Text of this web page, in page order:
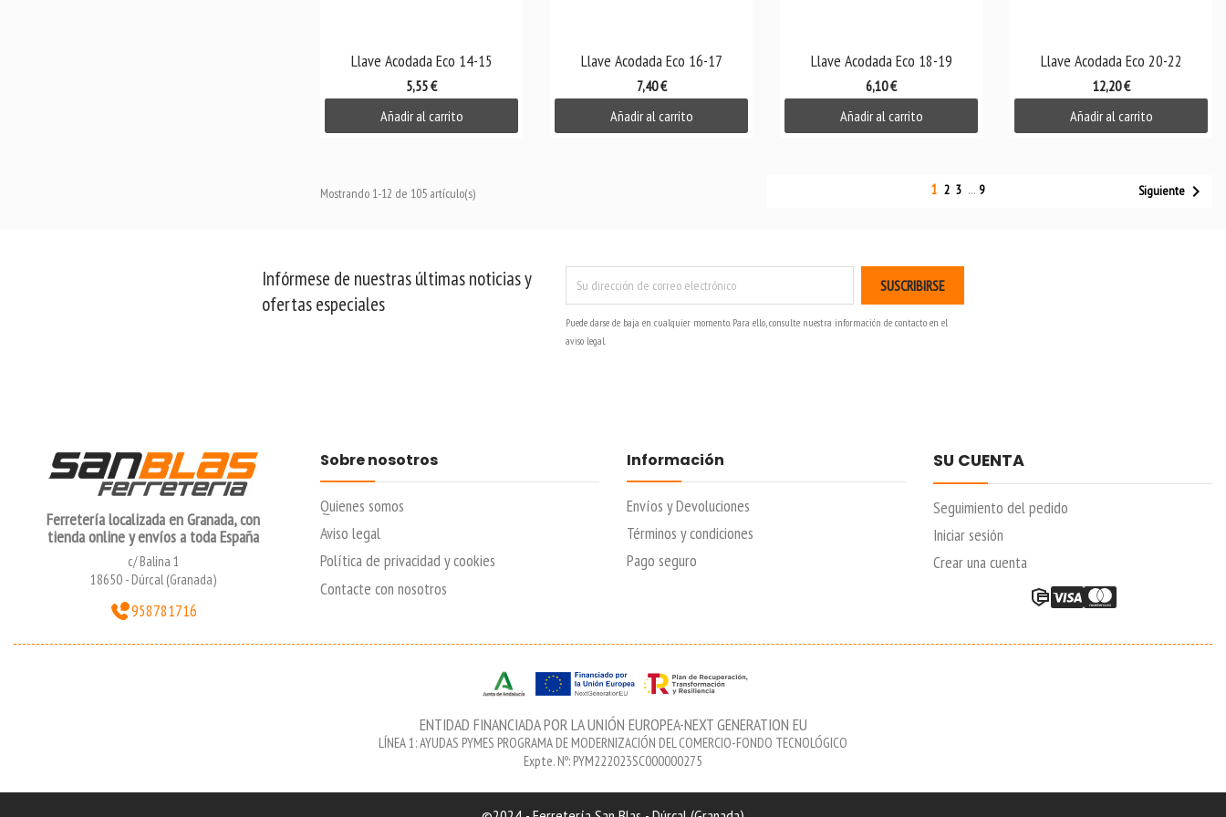
Vista rápida
Llave Acodada Eco 14-15
5,55 €
Añadir al carrito
Vista rápida
Llave Acodada Eco 16-17
7,40 €
Añadir al carrito
Vista rápida
Llave Acodada Eco 18-19
6,10 €
Añadir al carrito
Vista rápida
Llave Acodada Eco 20-22
12,20 €
Añadir al carrito
Mostrando 1-12 de 105 artículo(s) 1 2 3 … 9 Siguiente
Infórmese de nuestras últimas noticias y
ofertas especiales
Puede darse de baja en cualquier momento. Para ello, consulte nuestra información de contacto en el
aviso legal.
Ferretería localizada en Granada, con
tienda online y envíos a toda España
c/ Balina 1
18650 - Dúrcal (Granada)
958781716
Sobre nosotros
Quienes somos
Aviso legal
Política de privacidad y cookies
Contacte con nosotros
Información
Envíos y Devoluciones
Términos y condiciones
Pago seguro
SU CUENTA
Seguimiento del pedido
Iniciar sesión
Crear una cuenta
ENTIDAD FINANCIADA POR LA UNIÓN EUROPEA-NEXT GENERATION EU
LÍNEA 1: AYUDAS PYMES PROGRAMA DE MODERNIZACIÓN DEL COMERCIO-FONDO TECNOLÓGICO
Expte. Nº: PYM222023SC000000275